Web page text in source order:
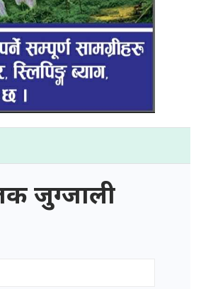
जुग्जाली